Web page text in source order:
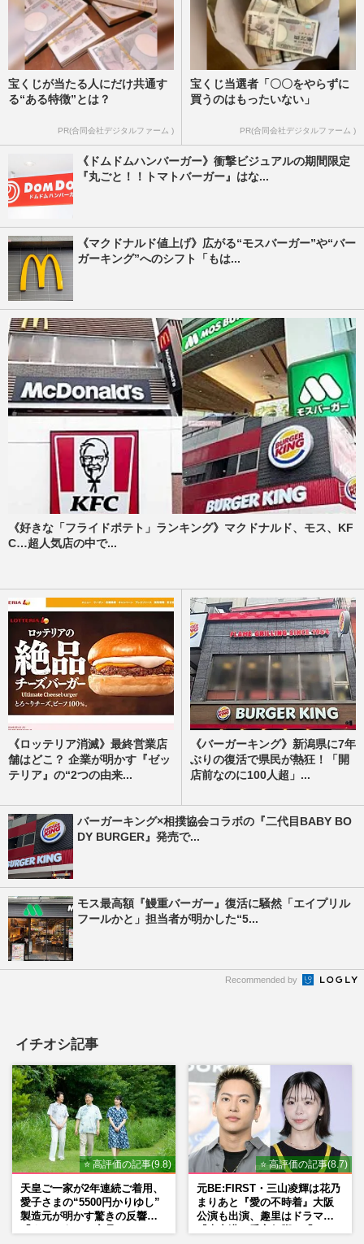
宝くじが当たる人にだけ共通す
る“ある特徴”とは？
PR(合同会社デジタルファーム )
宝くじ当選者「〇〇をやらずに
買うのはもったいない」
PR(合同会社デジタルファーム )
《ドムドムハンバーガー》衝撃ビジュアルの期間限定
『丸ごと！！トマトバーガー』はな...
《マクドナルド値上げ》広がる“モスバーガー”や“バー
ガーキング”へのシフト「もは...
《好きな「フライドポテト」ランキング》マクドナルド、モス、KF
C…超人気店の中で...
《ロッテリア消滅》最終営業店
舗はどこ？ 企業が明かす『ゼッ
テリア』の“2つの由来...
《バーガーキング》新潟県に7年
ぶりの復活で県民が熱狂！「開
店前なのに100人超」...
バーガーキング×相撲協会コラボの『二代目BABY BO
DY BURGER』発売で...
モス最高額『鰻重バーガー』復活に騒然「エイプリル
フールかと」担当者が明かした“5...
Recommended by
イチオシ記事
⭐ 高評価の記事(9.8)
天皇ご一家が2年連続ご着用、
愛子さまの“5500円かりゆし”
製造元が明かす驚きの反響
⭐ 高評価の記事(8.7)
元BE:FIRST・三山凌輝は花乃
まりあと『愛の不時着』大阪
公演も出演、趣里はドラマ